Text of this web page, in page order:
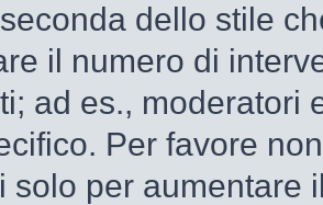
dello stile
il numero di
ad es., moderatori
Per favore
solo per aumentare